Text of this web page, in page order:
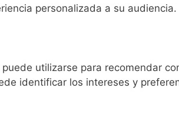
personalizada a su audiencia.
utilizarse para recomendar
identificar los intereses y